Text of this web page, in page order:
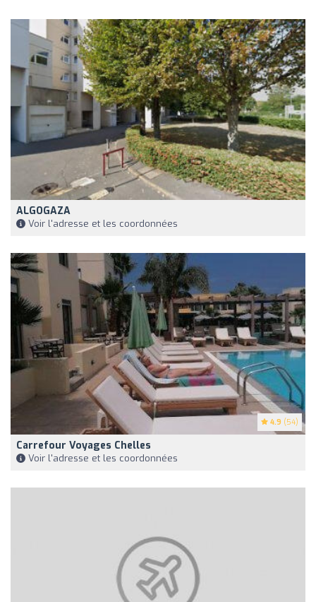
ALGOGAZA
Voir l'adresse et les coordonnées
4.9 (54)
Carrefour Voyages Chelles
Voir l'adresse et les coordonnées